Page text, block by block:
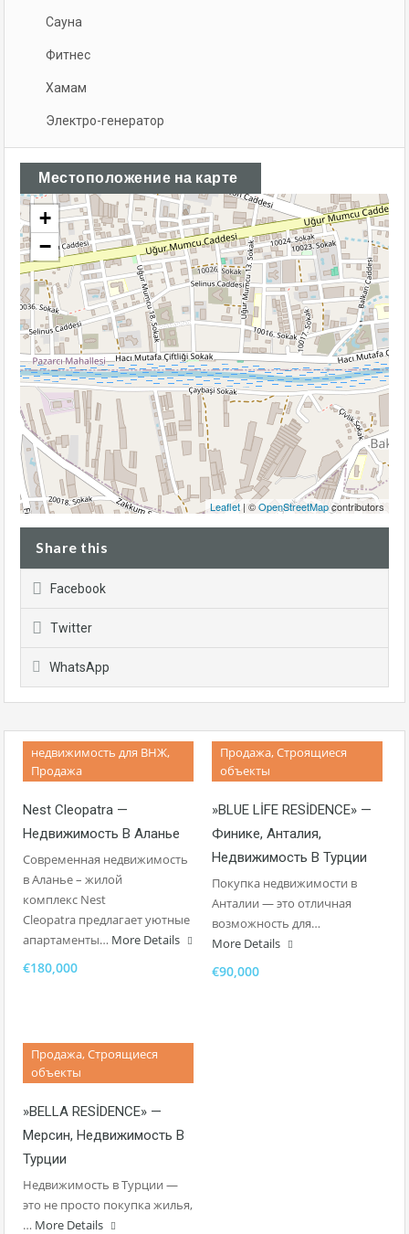
Сауна
Фитнес
Хамам
Электро-генератор
Местоположение на карте
+
−
Leaflet | ©OpenStreetMapcontributors
Share this
Facebook
Twitter
WhatsApp
Похожие Объекты
недвижимость для ВНЖ,
Продажа
Nest Cleopatra —
Недвижимость В Аланье
Современная недвижимость
в Аланье – жилой
комплекс Nest
Cleopatra предлагает уютные
апартаменты… More Details
€180,000
Продажа, Строящиеся
объекты
»BLUE LİFE RESİDENCE» —
Финике, Анталия,
Недвижимость В Турции
Покупка недвижимости в
Анталии — это отличная
возможность для…
More Details
€90,000
Продажа, Строящиеся
объекты
»BELLA RESİDENCE» —
Мерсин, Недвижимость В
Турции
Недвижимость в Турции —
это не просто покупка жилья,
… More Details